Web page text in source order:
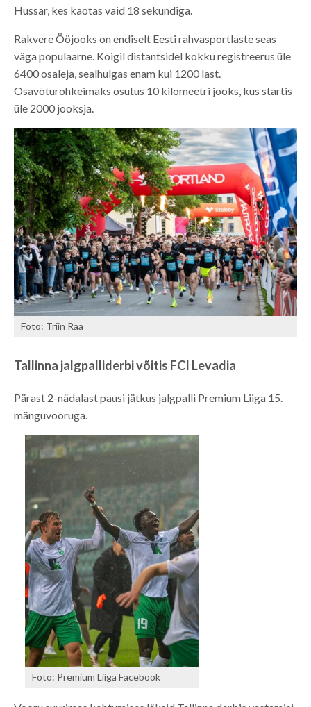
Hussar, kes kaotas vaid 18 sekundiga.
Rakvere Ööjooks on endiselt Eesti rahvasportlaste seas
väga populaarne. Kõigil distantsidel kokku registreerus üle
6400 osaleja, sealhulgas enam kui 1200 last.
Osavõturohkeimaks osutus 10 kilomeetri jooks, kus startis
üle 2000 jooksja.
Foto: Triin Raa
Tallinna jalgpalliderbi võitis FCI Levadia
Pärast 2-nädalast pausi jätkus jalgpalli Premium Liiga 15.
mänguvooruga.
Foto: Premium Liiga Facebook